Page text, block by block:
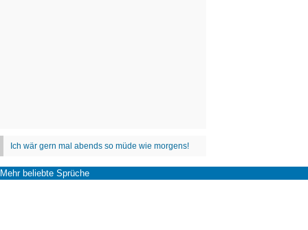
Mehr beliebte Sprüche